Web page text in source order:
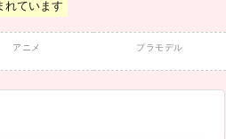
れています
アニメ プラモデル